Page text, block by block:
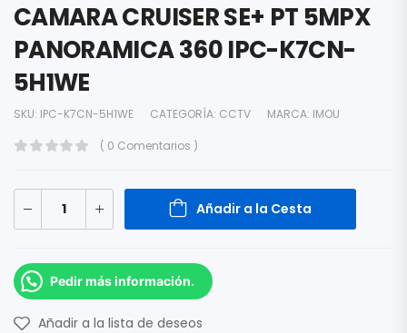
CAMARA CRUISER SE+ PT 5MPX
PANORAMICA 360 IPC-K7CN-
5H1WE
SKU: IPC-K7CN-5H1WE CATEGORÍA: CCTV MARCA: IMOU
( 0 Comentarios )
Añadir a la Cesta
Pedir más información.
Añadir a la lista de deseos